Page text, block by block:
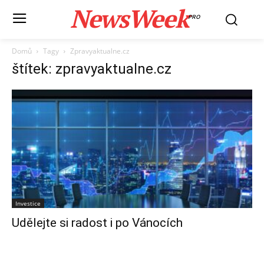
NewsWeekPRO
Domů Tagy Zpravyaktualne.cz
štítek: zpravyaktualne.cz
Investice
Udělejte si radost i po Vánocích